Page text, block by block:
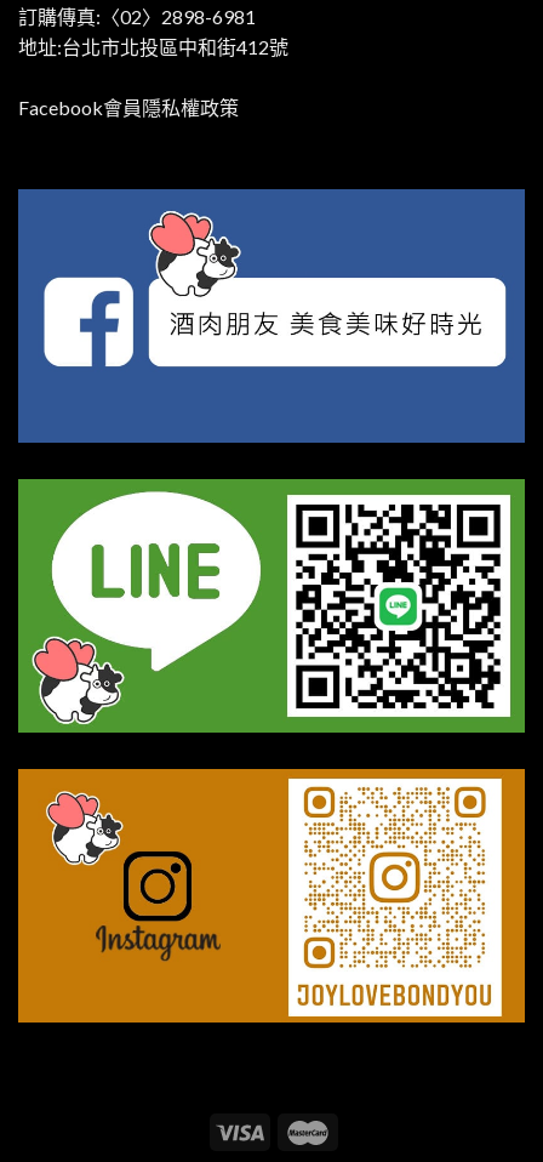
訂購傳真:〈02〉2898-6981
地址:台北市北投區中和街412號
Facebook會員隱私權政策